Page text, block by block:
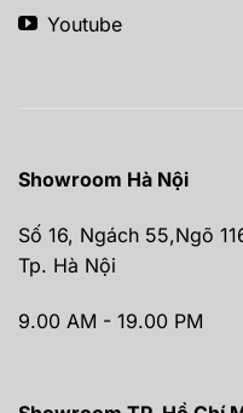
Youtube
Showroom Hà Nội
Số 16, Ngách 55,Ngõ
Tp. Hà Nội
9.00 AM - 19.00 PM